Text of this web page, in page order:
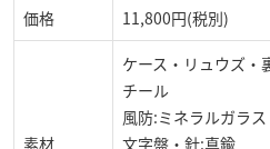
価格 11,800円(税別)
素材
ケース・リュウズ・
チール
風防:ミネラルガラス
文字盤・針:真鍮